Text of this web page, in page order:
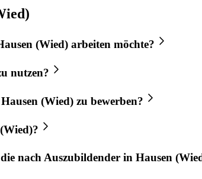
(Wied) arbeiten möchte?
nutzen?
Hausen (Wied) zu bewerben?
?
nachAuszubildender in Hausen